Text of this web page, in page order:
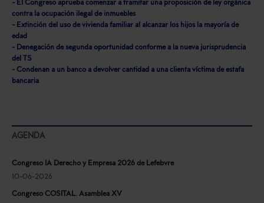
- El Congreso aprueba comenzar a tramitar una proposición de ley orgánica
contra la ocupación ilegal de inmuebles
- Extinción del uso de vivienda familiar al alcanzar los hijos la mayoría de
edad
- Denegación de segunda oportunidad conforme a la nueva jurisprudencia
del TS
- Condenan a un banco a devolver cantidad a una clienta víctima de estafa
bancaria
AGENDA
Congreso IA Derecho y Empresa 2026 de Lefebvre
10-06-2026
Congreso COSITAL. Asamblea XV